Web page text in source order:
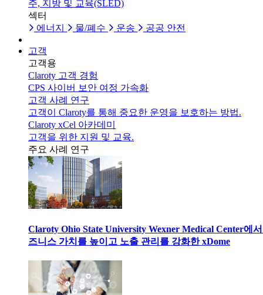
주, 지방 및 교육(SLED)
섹터
에너지
물/폐수 운송 공공 안전
고객
고객용
Claroty 고객 경험
CPS 사이버 보안 여정 가속화
고객 사례 연구
고객이 Claroty를 통해 중요한 운영을 보호하는 방법.
Claroty xCel 아카데미
고객을 위한 지원 및 교육.
주요 사례 연구
Claroty Ohio State University Wexner Medical Center에
즈니스 가치를 높이고 노출 관리를 강화한 xDome